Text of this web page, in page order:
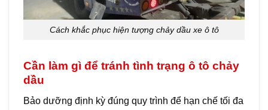
Cách khắc phục hiện tượng chảy dầu xe ô tô
Cần làm gì để tránh tình trạng ô tô chảy
dầu
Bảo dưỡng định kỳ đúng quy trình để hạn chế tối đa